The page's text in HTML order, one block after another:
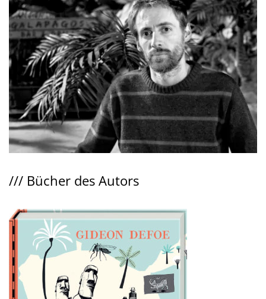
/// Bücher des Autors